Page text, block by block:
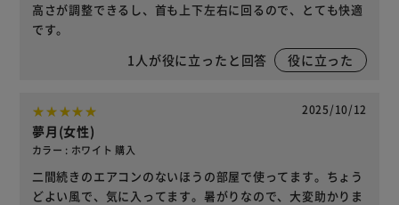
高さが調整できるし、首も上下左右に回るので、とても快適
です。
1 人が役に立ったと回答 役に立った
2025/10/12
夢月(女性)
カラー : ホワイト 購入
二間続きのエアコンのないほうの部屋で使ってます。ちょう
どよい風で、気に入ってます。暑がりなので、大変助かりま